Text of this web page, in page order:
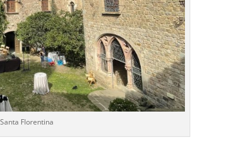
Florentina